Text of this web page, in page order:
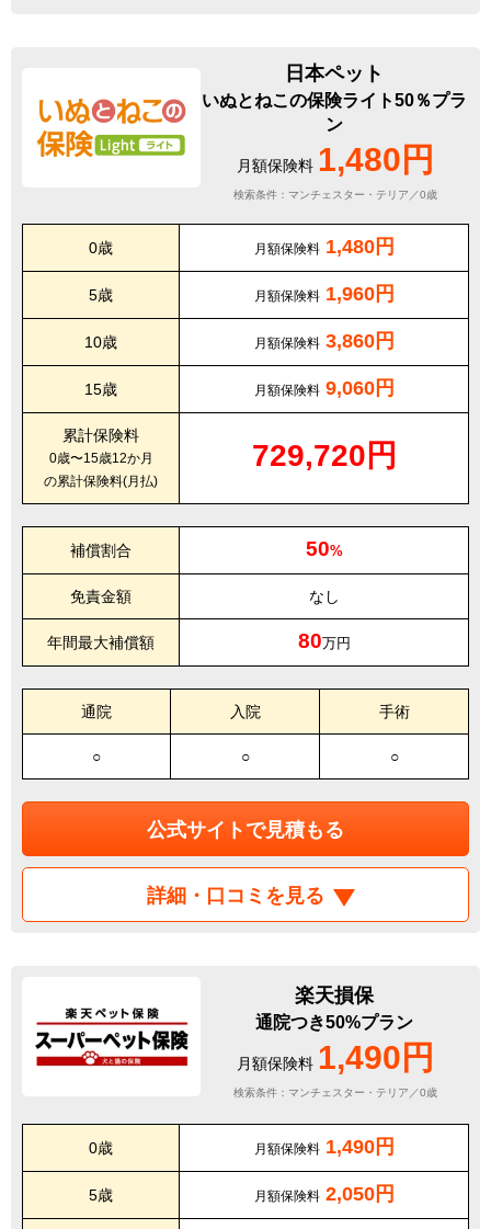
日本ペット
いぬとねこの保険ライト50％プラ
ン
月額保険料 1,480円
検索条件：マンチェスター・テリア／0歳
0歳 月額保険料 1,480円
5歳 月額保険料 1,960円
10歳 月額保険料 3,860円
15歳 月額保険料 9,060円
累計保険料
0歳〜15歳12か月
の累計保険料(月払)
729,720円
補償割合 50%
免責金額 なし
年間最大補償額 80万円
通院 入院 手術
○ ○ ○
公式サイトで見積もる
詳細・口コミを見る
楽天損保
通院つき50%プラン
月額保険料 1,490円
検索条件：マンチェスター・テリア／0歳
0歳 月額保険料 1,490円
5歳 月額保険料 2,050円